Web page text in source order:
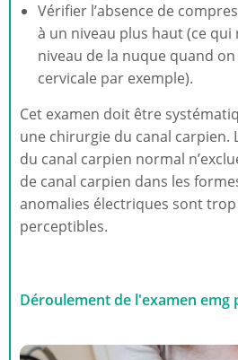
Vérifier l’absence de
à un niveau plus haut (ce qui
niveau de la nuque quand
cervicale par exemple).
Cet examen doit être
une chirurgie du canal carpien.
du canal carpien normal
de canal carpien dans les
anomalies électriques sont
perceptibles.
Déroulement de l'examen emg